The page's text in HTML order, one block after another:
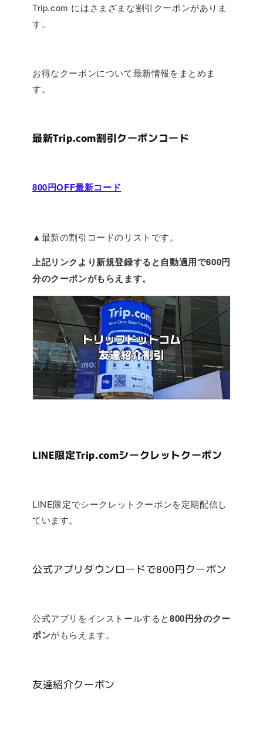
Trip.com にはさまざまな割引クーポンがありま
す。
お得なクーポンについて最新情報をまとめま
す。
最新Trip.com割引クーポンコード
800円OFF最新コード
▲最新の割引コードのリストです。
上記リンクより新規登録すると自動適用で800円
分のクーポンがもらえます。
LINE限定Trip.comシークレットクーポン
LINE限定でシークレットクーポンを定期配信し
ています。
公式アプリダウンロードで800円クーポン
公式アプリをインストールすると800円分のクー
ポンがもらえます。
友達紹介クーポン